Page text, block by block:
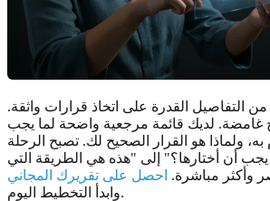
التفاصيل القدرة على اتخاذ قرارات واثقة.
غامضة. لديك قائمة مرجعية واضحة لما يجب
به، ولماذا هو القرار الصحيح لك. تصبح الرحلة
يجب أن أختارها؟" إلى "هذه هي الطريقة التي
وأكثر مباشرة. احصل على تقريرك المجاني
وابدأ التخطيط اليوم.